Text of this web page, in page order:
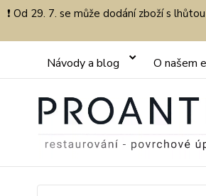
❗ Od 29. 7. se může dodání zboží s
Návody a blog O našem